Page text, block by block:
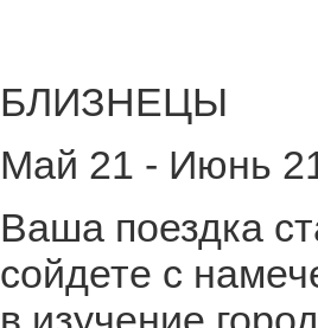
БЛИЗНЕЦЫ
Май 21 - Июнь
Ваша поездка
сойдете с